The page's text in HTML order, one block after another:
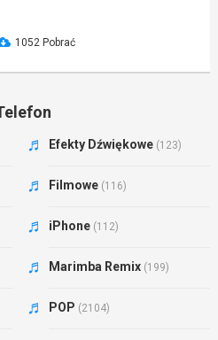
1052 Pobrać
Efekty Dźwiękowe (123)
Filmowe (116)
iPhone (112)
Marimba Remix (199)
POP (2104)